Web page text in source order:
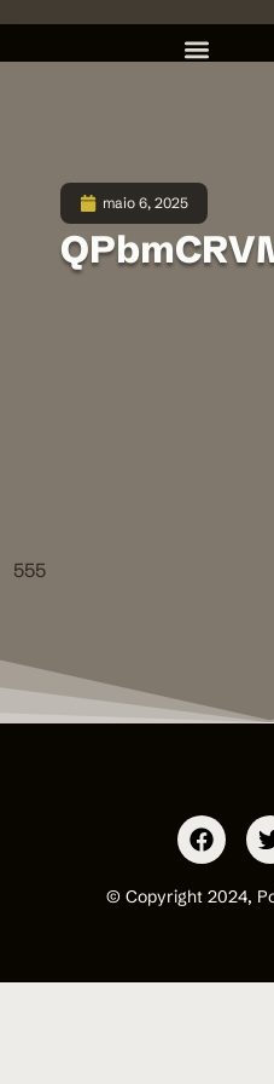
maio 6, 2025
555
© Copyright 2024,